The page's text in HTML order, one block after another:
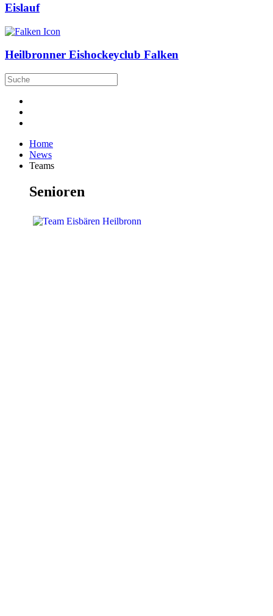
Eislauf
Heilbronner Eishockeyclub Falken
Home
News
Teams
Senioren